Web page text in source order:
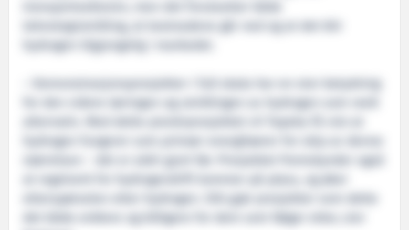
teknologiutvikling, at kostnadene går ned og at det blir
hydrogen tilgjengelig i markedet.
– Demonstrasjonsprosjekter i full skala har en stor betydning
for den videre læringen og utviklingen av hydrogen som reelt
alternativ. Med dette pionérprosjektet vil Topeka få vist at
hydrogen fungerer som primær energibærer for skip av denne
størrelsen – det er aldri gjort før. Prosjektet fremskynder også
at regelverk for hydrogendrift kommer på plass, og øker
etterspørselen etter hydrogen. Slik gjør prosjekter som dette
det både enklere og billigere for dem som følger etter, sier